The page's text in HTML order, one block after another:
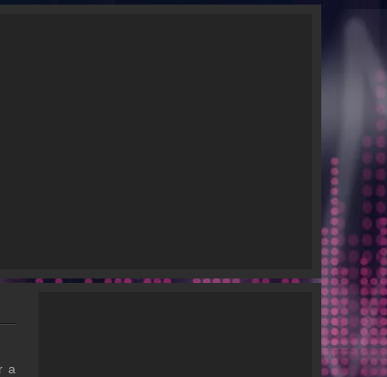
a